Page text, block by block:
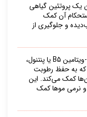
یک پروتئین گیاهی
آن کمک
و جلوگیری از
پرو-ویتامین B5 یا پنتنول،
که به حفظ رطوبت
کمک می‌کند. این
نرمی موها کمک